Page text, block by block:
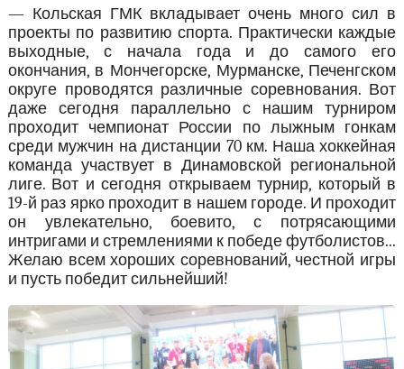
— Кольская ГМК вкладывает очень много сил в
проекты по развитию спорта. Практически каждые
выходные, с начала года и до самого его
окончания, в Мончегорске, Мурманске, Печенгском
округе проводятся различные соревнования. Вот
даже сегодня параллельно с нашим турниром
проходит чемпионат России по лыжным гонкам
среди мужчин на дистанции 70 км. Наша хоккейная
команда участвует в Динамовской региональной
лиге. Вот и сегодня открываем турнир, который в
19-й раз ярко проходит в нашем городе. И проходит
он увлекательно, боевито, с потрясающими
интригами и стремлениями к победе футболистов...
Желаю всем хороших соревнований, честной игры
и пусть победит сильнейший!